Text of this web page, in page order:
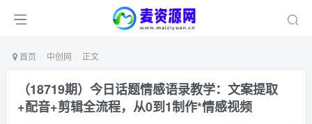
首页 中创网 正文
（18719期）今日话题情感语录教学：文案提取
+配音+剪辑全流程，从0到1制作*情感视频